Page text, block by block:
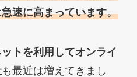
速に高まっています。
トを利用してオンライ
も最近は増えてきまし